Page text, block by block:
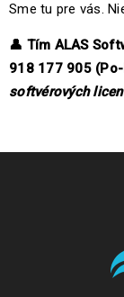
Sme tu pre vás.
👤 Tím ALAS
918 177 905
softvérových